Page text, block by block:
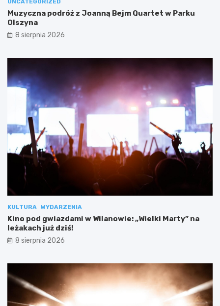
UNCATEGORIZED
Muzyczna podróż z Joanną Bejm Quartet w Parku
Olszyna
8 sierpnia 2026
KULTURA WYDARZENIA
Kino pod gwiazdami w Wilanowie: „Wielki Marty” na
leżakach już dziś!
8 sierpnia 2026